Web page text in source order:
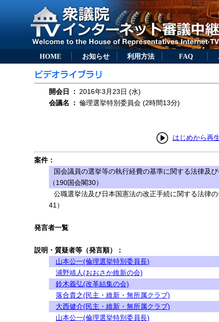
HOME お知らせ 利用方法 FAQ
開会日 ： 2016年3月23日 (水)
会議名
： 倫理選挙特別委員会 (2時間13分)
はじめから再
案件：
国会議員の選挙等の執行経費の基準に関する法律及
（190国会閣30）
公職選挙法及び日本国憲法の改正手続に関する法律
41）
発言者一覧
説明・質疑者等（発言順）：
山本公一(倫理選挙特別委員長)
浦野靖人(おおさか維新の会)
鈴木義弘(改革結集の会)
落合貴之(民主・維新・無所属クラブ)
大西健介(民主・維新・無所属クラブ)
山本公一(倫理選挙特別委員長)